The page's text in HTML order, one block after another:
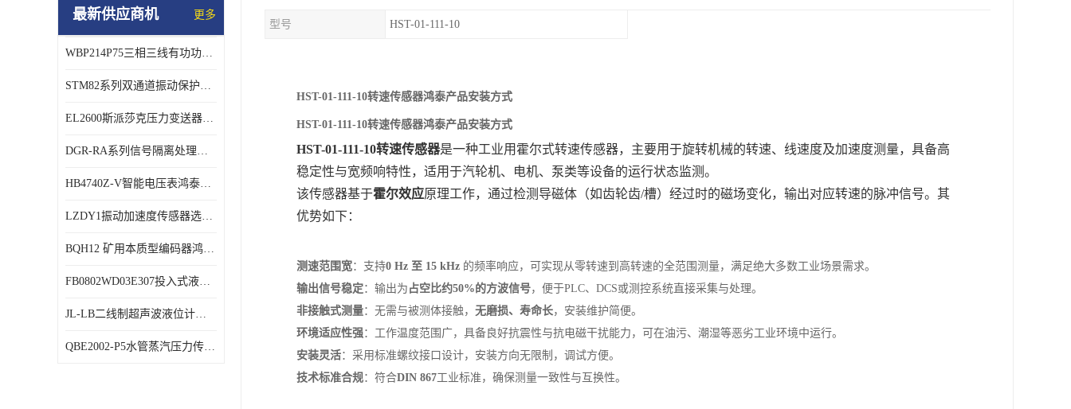
特殊用处传感器
特殊用途变送器
最新供应商机 更多
WBP214P75三相三线有功功率传感器鸿泰顺达产品稳定性好
STM82系列双通道振动保护表鸿泰产品技术规格
EL2600斯派莎克压力变送器技术规格
DGR-RA系列信号隔离处理器鸿泰产品技术规格
HB4740Z-V智能电压表鸿泰产品外形美观大方
LZDY1振动加速度传感器选型资料
BQH12 矿用本质型编码器鸿泰产品实物展示
FB0802WD03E307投入式液位计鸿泰产品选型参数
JL-LB二线制超声波液位计鸿泰产品外形美观大方
QBE2002-P5水管蒸汽压力传感器西门子产品技术规格
型号 HST-01-111-10
HST-01-111-10转速传感器鸿泰产品安装方式
HST-01-111-10转速传感器鸿泰产品安装方式
HST-01-111-10转速传感器‌是一种工业用霍尔式转速传感器，主要用于旋转机械的转速、线速度及加速度测量，具备高
稳定性与宽频响特性，适用于汽轮机、电机、泵类等设备的运行状态监测。
该传感器基于‌霍尔效应‌原理工作，通过检测导磁体（如齿轮齿/槽）经过时的磁场变化，输出对应转速的脉冲信号。其
优势如下：
测速范围宽‌：支持‌0 Hz 至 15 kHz ‌ 的频率响应，可实现从零转速到高转速的全范围测量，满足绝大多数工业场景需求。
输出信号稳定‌：输出为‌ 占空比约50%的方波信号‌，便于PLC、DCS或测控系统直接采集与处理。
非接触式测量‌：无需与被测体接触，‌ 无磨损、寿命长‌，安装维护简便。
环境适应性强‌：工作温度范围广，具备良好抗震性与抗电磁干扰能力，可在油污、潮湿等恶劣工业环境中运行。
安装灵活‌：采用标准螺纹接口设计，安装方向无限制，调试方便。
技术标准合规‌：符合‌DIN 867‌工业标准，确保测量一致性与互换性。